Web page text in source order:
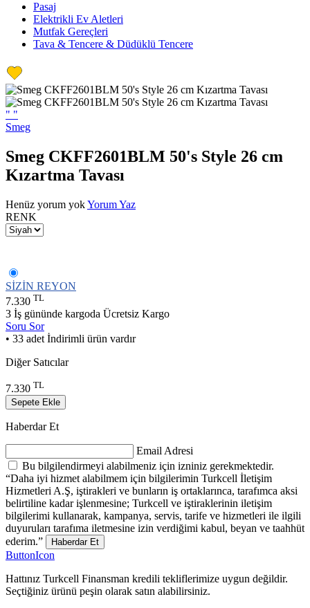
Pasaj
Elektrikli Ev Aletleri
Mutfak Gereçleri
Tava & Tencere & Düdüklü Tencere
" "
Smeg
Smeg CKFF2601BLM 50's Style 26 cm
Kızartma Tavası
Henüz yorum yokYorum Yaz
RENK
SİZİN REYON
7.330 TL
3 İş gününde kargoda Ücretsiz Kargo
Soru Sor
• 33 adet İndirimli ürün vardır
Diğer Satıcılar
7.330 TL
Sepete Ekle
Haberdar Et
Email Adresi
Bu bilgilendirmeyi alabilmeniz için izniniz gerekmektedir.
“Daha iyi hizmet alabilmem için bilgilerimin Turkcell İletişim
Hizmetleri A.Ş, iştirakleri ve bunların iş ortaklarınca, tarafımca aksi
belirtiline kadar işlenmesine; Turkcell ve iştiraklerinin iletişim
bilgilerimi kullanarak, kampanya, servis, tarife ve hizmetleri ile ilgili
duyuruları tarafıma iletmesine izin verdiğimi kabul, beyan ve taahhüt
ederim.”
Haberdar Et
ButtonIcon
Hattınız Turkcell Finansman kredili tekliflerimize uygun değildir.
Seçtiğiniz ürünü peşin olarak satın alabilirsiniz.